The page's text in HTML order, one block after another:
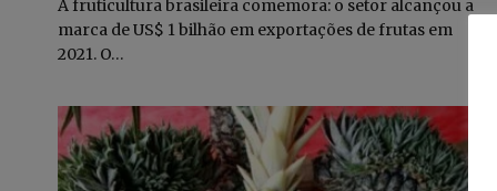
A fruticultura brasileira comemora: o setor alcançou a
marca de US$ 1 bilhão em exportações de frutas em
2021. O…